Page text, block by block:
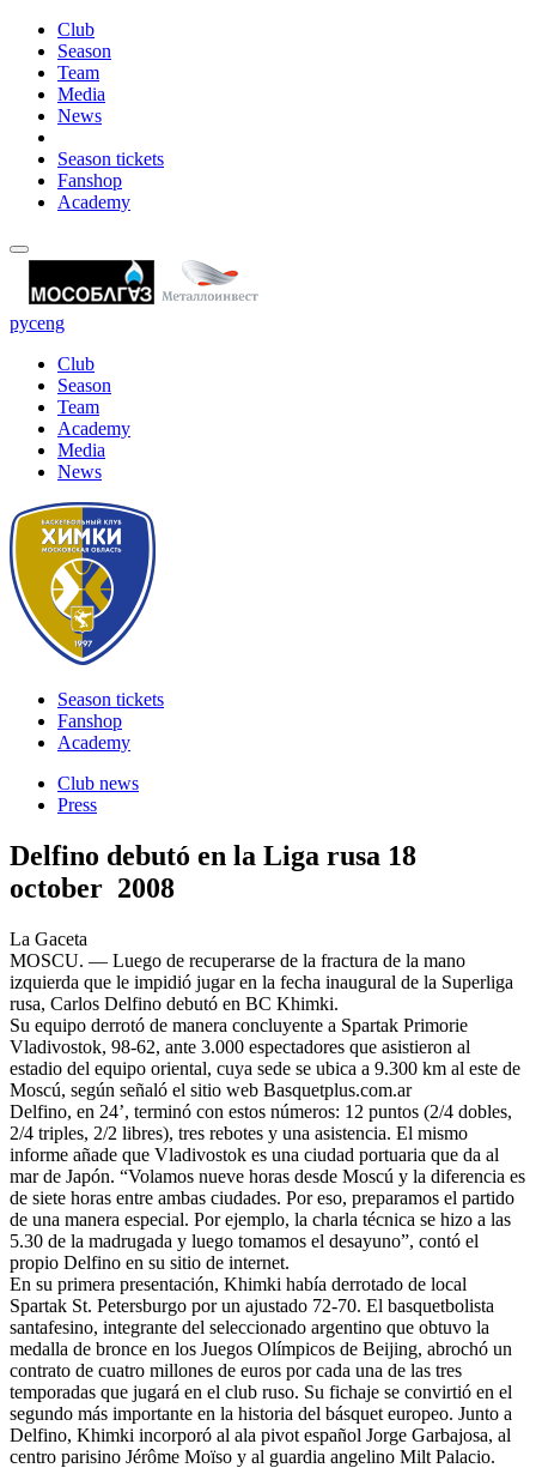
Club
Season
Team
Media
News
Season tickets
Fanshop
Academy
русeng
Club
Season
Team
Academy
Media
News
Season tickets
Fanshop
Academy
Club news
Press
Delfino debutó en la Liga rusa 18
october 2008
La Gaceta
MOSCU. — Luego de recuperarse de la fractura de la mano
izquierda que le impidió jugar en la fecha inaugural de la Superliga
rusa, Carlos Delfino debutó en BC Khimki.
Su equipo derrotó de manera concluyente a Spartak Primorie
Vladivostok, 98-62, ante 3.000 espectadores que asistieron al
estadio del equipo oriental, cuya sede se ubica a 9.300 km al este de
Moscú, según señaló el sitio web Basquetplus.com.ar
Delfino, en 24’, terminó con estos números: 12 puntos (2/4 dobles,
2/4 triples, 2/2 libres), tres rebotes y una asistencia. El mismo
informe añade que Vladivostok es una ciudad portuaria que da al
mar de Japón. “Volamos nueve horas desde Moscú y la diferencia es
de siete horas entre ambas ciudades. Por eso, preparamos el partido
de una manera especial. Por ejemplo, la charla técnica se hizo a las
5.30 de la madrugada y luego tomamos el desayuno”, contó el
propio Delfino en su sitio de internet.
En su primera presentación, Khimki había derrotado de local
Spartak St. Petersburgo por un ajustado 72-70. El basquetbolista
santafesino, integrante del seleccionado argentino que obtuvo la
medalla de bronce en los Juegos Olímpicos de Beijing, abrochó un
contrato de cuatro millones de euros por cada una de las tres
temporadas que jugará en el club ruso. Su fichaje se convirtió en el
segundo más importante en la historia del básquet europeo. Junto a
Delfino, Khimki incorporó al ala pivot español Jorge Garbajosa, al
centro parisino Jérôme Moïso y al guardia angelino Milt Palacio.